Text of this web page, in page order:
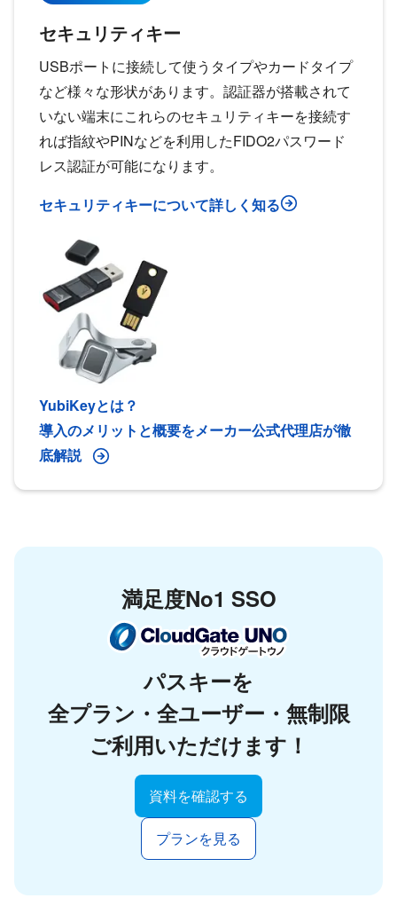
セキュリティキー
USBポートに接続して使うタイプやカードタイプ
など様々な形状があります。認証器が搭載されて
いない端末にこれらのセキュリティキーを接続す
れば指紋やPINなどを利用したFIDO2パスワード
レス認証が可能になります。
セキュリティキーについて詳しく知る
YubiKeyとは？
導入のメリットと概要をメーカー公式代理店が徹
底解説
満足度No1 SSO
パスキーを
全プラン・全ユーザー・無制限
ご利用いただけます！
資料を確認する
プランを見る